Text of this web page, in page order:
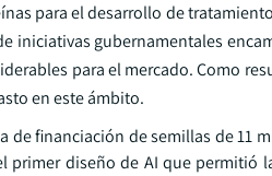
para el desarrollo de
iniciativas gubernamentales
para el mercado. Como
en este ámbito.
financiación de semillas de 11
diseño de AI que permitió